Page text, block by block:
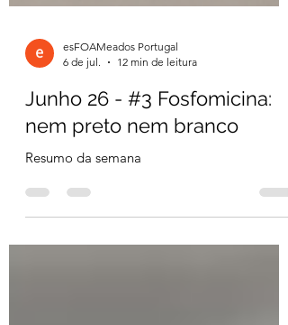
6 de jul.
12 min de leitura
Junho 26 - #3 Fosfomicina:
nem preto nem branco
Resumo da semana